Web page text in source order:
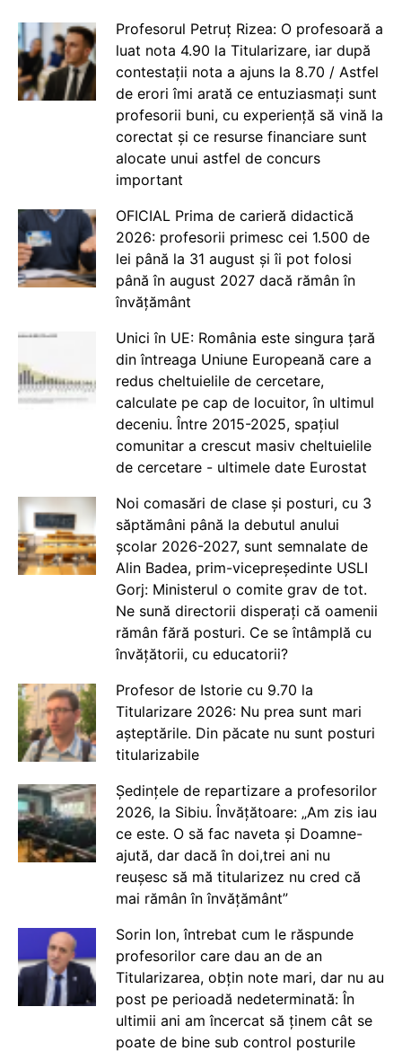
Profesorul Petruț Rizea: O profesoară a
luat nota 4.90 la Titularizare, iar după
contestații nota a ajuns la 8.70 / Astfel
de erori îmi arată ce entuziasmați sunt
profesorii buni, cu experiență să vină la
corectat și ce resurse financiare sunt
alocate unui astfel de concurs
important
OFICIAL Prima de carieră didactică
2026: profesorii primesc cei 1.500 de
lei până la 31 august și îi pot folosi
până în august 2027 dacă rămân în
învățământ
Unici în UE: România este singura țară
din întreaga Uniune Europeană care a
redus cheltuielile de cercetare,
calculate pe cap de locuitor, în ultimul
deceniu. Între 2015-2025, spațiul
comunitar a crescut masiv cheltuielile
de cercetare - ultimele date Eurostat
Noi comasări de clase și posturi, cu 3
săptămâni până la debutul anului
școlar 2026-2027, sunt semnalate de
Alin Badea, prim-vicepreședinte USLI
Gorj: Ministerul o comite grav de tot.
Ne sună directorii disperați că oamenii
rămân fără posturi. Ce se întâmplă cu
învățătorii, cu educatorii?
Profesor de Istorie cu 9.70 la
Titularizare 2026: Nu prea sunt mari
așteptările. Din păcate nu sunt posturi
titularizabile
Ședințele de repartizare a profesorilor
2026, la Sibiu. Învățătoare: „Am zis iau
ce este. O să fac naveta și Doamne-
ajută, dar dacă în doi,trei ani nu
reușesc să mă titularizez nu cred că
mai rămân în învățământ”
Sorin Ion, întrebat cum le răspunde
profesorilor care dau an de an
Titularizarea, obțin note mari, dar nu au
post pe perioadă nedeterminată: În
ultimii ani am încercat să ținem cât se
poate de bine sub control posturile